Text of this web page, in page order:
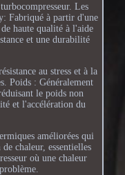
Les
Fabriqué à partir d'une
haute qualité à l'aide
et une durabilité
au stress et à la
Poids : Généralement
le poids non
et l'accélération du
améliorées qui
chaleur, essentielles
où une chaleur